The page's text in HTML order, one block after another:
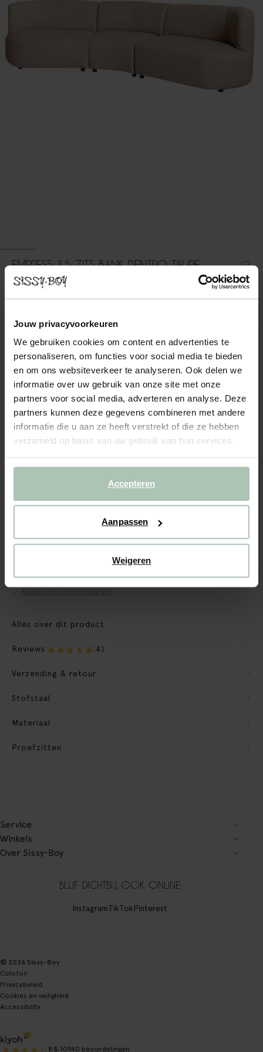
Jouw privacyvoorkeuren
We gebruiken cookies om content en advertenties te
personaliseren, om functies voor social media te bieden
en om ons websiteverkeer te analyseren. Ook delen we
informatie over uw gebruik van onze site met onze
partners voor social media, adverteren en analyse. Deze
partners kunnen deze gegevens combineren met andere
informatie die u aan ze heeft verstrekt of die ze hebben
verzameld op basis van uw gebruik van hun services.
Accepteren
Aanpassen
Weigeren
EMPRESS 3,5-ZITS BANK DENTRO TAUPE
strakke lijnen gecombineerd met zachte rondingen zorgen voor
een perfecte balans tussen eigentijds en vintage. De poten zijn
Lees meer
3.5-zits (1x) + opties
2 Stof: Dentro Taupe 12 + kleuropties
3 Extra's + toevoegen
CBW garantie
We maken de bank gebruiksklaar
Alles over dit product
Reviews (4)
Verzending & retour
Stofstaal
Materiaal
Proefzitten
Service
Winkels
Over Sissy-Boy
BLIJF DICHTBIJ, OOK ONLINE
InstagramTikTokPinterest
© 2026 Sissy-Boy
Colofon
Privacybeleid
Cookies en veiligheid
Accessibility
9.5 10940 beoordelingen